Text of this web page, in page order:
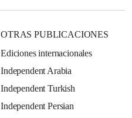
OTRAS PUBLICACIONES
Ediciones internacionales
Independent Arabia
Independent Turkish
Independent Persian